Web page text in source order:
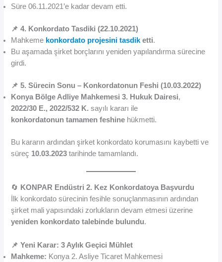
Süre 06.11.2021’e kadar devam etti.
📌 4. Konkordato Tasdiki (22.10.2021)
Mahkeme konkordato projesini tasdiketti.
Bu aşamada şirket borçlarını yeniden yapılandırma sürecine
girdi.
📌 5. Sürecin Sonu – Konkordatonun Feshi (10.03.2022)
Konya Bölge Adliye Mahkemesi 3. Hukuk Dairesi,
2022/30 E., 2022/532 K. sayılı kararı ile
konkordatonun tamamen feshine hükmetti.
Bu kararın ardından şirket konkordato korumasını kaybetti ve
süreç 10.03.2023 tarihinde tamamlandı.
🔄 KONPAR Endüstri 2. Kez Konkordatoya Başvurdu
İlk konkordato sürecinin fesihle sonuçlanmasının ardından
şirket mali yapısındaki zorlukların devam etmesi üzerine
yeniden konkordato talebinde bulundu.
📌 Yeni Karar: 3 Aylık Geçici Mühlet
Mahkeme: Konya 2. Asliye Ticaret Mahkemesi